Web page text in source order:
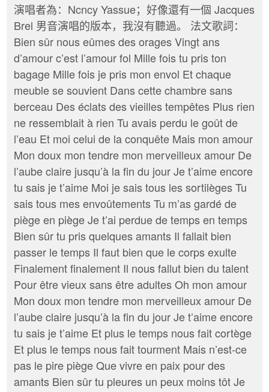
演唱者為：Ncncy Yassue；好像還有一個 Jacques
Brel 男音演唱的版本，我沒有聽過。 法文歌詞：
Bien sûr nous eûmes des orages Vingt ans
d’amour c’est l’amour fol Mille fois tu pris ton
bagage Mille fois je pris mon envol Et chaque
meuble se souvient Dans cette chambre sans
berceau Des éclats des vieilles tempêtes Plus rien
ne ressemblait à rien Tu avais perdu le goût de
l’eau Et moi celui de la conquête Mais mon amour
Mon doux mon tendre mon merveilleux amour De
l’aube claire jusqu’à la fin du jour Je t’aime encore
tu sais je t’aime Moi je sais tous les sortilèges Tu
sais tous mes envoûtements Tu m’as gardé de
piège en piège Je t’ai perdue de temps en temps
Bien sûr tu pris quelques amants Il fallait bien
passer le temps Il faut bien que le corps exulte
Finalement finalement Il nous fallut bien du talent
Pour être vieux sans être adultes Oh mon amour
Mon doux mon tendre mon merveilleux amour De
l’aube claire jusqu’à la fin du jour Je t’aime encore
tu sais je t’aime Et plus le temps nous fait cortège
Et plus le temps nous fait tourment Mais n’est-ce
pas le pire piège Que vivre en paix pour des
amants Bien sûr tu pleures un peux moins tôt Je